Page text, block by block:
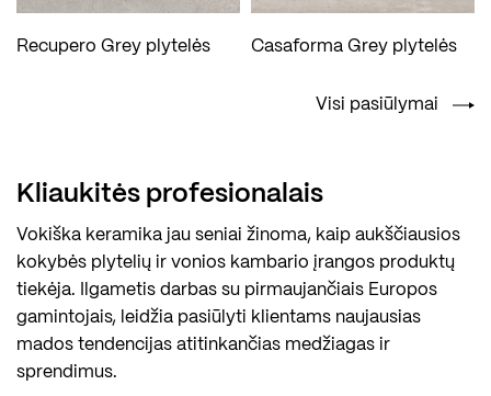
Recupero Grey plytelės Casaforma Grey plytelės
Visi pasiūlymai
Kliaukitės profesionalais
Vokiška keramika jau seniai žinoma, kaip aukščiausios
kokybės plytelių ir vonios kambario įrangos produktų
tiekėja. Ilgametis darbas su pirmaujančiais Europos
gamintojais, leidžia pasiūlyti klientams naujausias
mados tendencijas atitinkančias medžiagas ir
sprendimus.